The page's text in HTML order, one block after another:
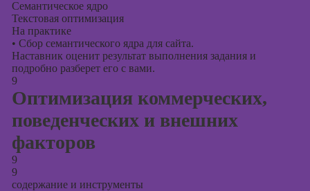
Семантическое ядро
Текстовая оптимизация
На практике
• Сбор семантического ядра для сайта.
Наставник оценит результат выполнения задания и
подробно разберет его с вами.
9
Оптимизация коммерческих,
поведенческих и внешних
факторов
9
9
содержание и инструменты